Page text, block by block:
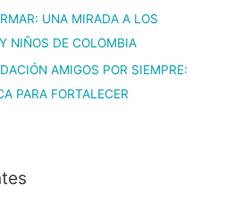
UNA MIRADA A LOS
NIÑOS DE COLOMBIA
AMIGOS POR SIEMPRE:
PARA FORTALECER